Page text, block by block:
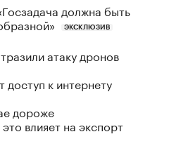
должна быть
ЭКСКЛЮЗИВ
атаку дронов
доступ к интернету
дороже
влияет на экспорт